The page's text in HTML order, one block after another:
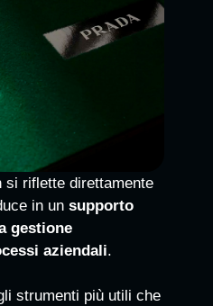
si riflette direttamente
in un supporto
gestione
aziendali.
strumenti più utili che